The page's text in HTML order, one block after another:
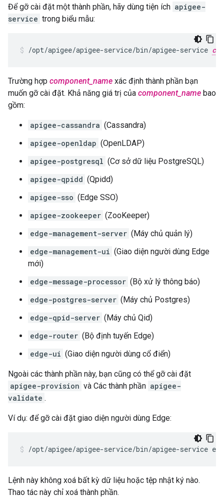
Để gỡ cài đặt một thành phần, hãy dùng tiện ích apigee-
service trong biểu mẫu:
/opt/apigee/apigee-service/bin/apigee-service
Trường hợp component_name xác định thành phần bạn
muốn gỡ cài đặt. Khả năng giá trị của component_name bao
gồm:
apigee-cassandra (Cassandra)
apigee-openldap (OpenLDAP)
apigee-postgresql (Cơ sở dữ liệu PostgreSQL)
apigee-qpidd (Qpidd)
apigee-sso (Edge SSO)
apigee-zookeeper (ZooKeeper)
edge-management-server (Máy chủ quản lý)
edge-management-ui (Giao diện người dùng Edge
mới)
edge-message-processor (Bộ xử lý thông báo)
edge-postgres-server (Máy chủ Postgres)
edge-qpid-server (Máy chủ Qid)
edge-router (Bộ định tuyến Edge)
edge-ui (Giao diện người dùng cổ điển)
Ngoài các thành phần này, bạn cũng có thể gỡ cài đặt
apigee-provision và Các thành phần apigee-
validate .
Ví dụ: để gỡ cài đặt giao diện người dùng Edge:
/opt/apigee/apigee-service/bin/apigee-service
Lệnh này không xoá bất kỳ dữ liệu hoặc tệp nhật ký nào.
Thao tác này chỉ xoá thành phần.